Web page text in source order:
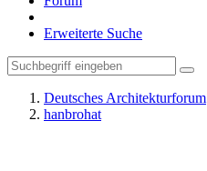
Erweiterte Suche
Deutsches Architekturforum
hanbrohat